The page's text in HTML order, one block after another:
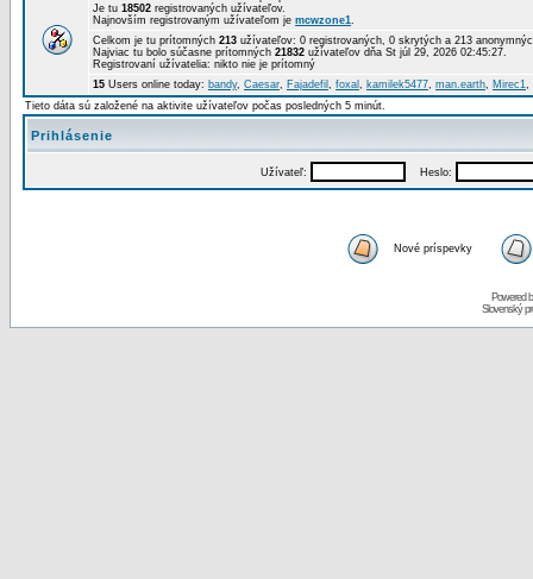
Je tu 18502 registrovaných užívateľov.
Najnovším registrovaným užívateľom je mcwzone1.
Celkom je tu prítomných 213 užívateľov: 0 registrovaných, 0 skrytých a 213
Najviac tu bolo súčasne prítomných 21832 užívateľov dňa St júl 29, 2026 02:45:27.
Registrovaní užívatelia: nikto nie je prítomný
15 Users online today: bandy, Caesar, Fajadefil , foxal , kamilek5477, man.earth, Mirec1,
Tieto dáta sú založené na aktivite užívateľov počas posledných 5 minút.
Prihlásenie
Užívateľ: Heslo:
Nové príspevky
Powered
Slovenský